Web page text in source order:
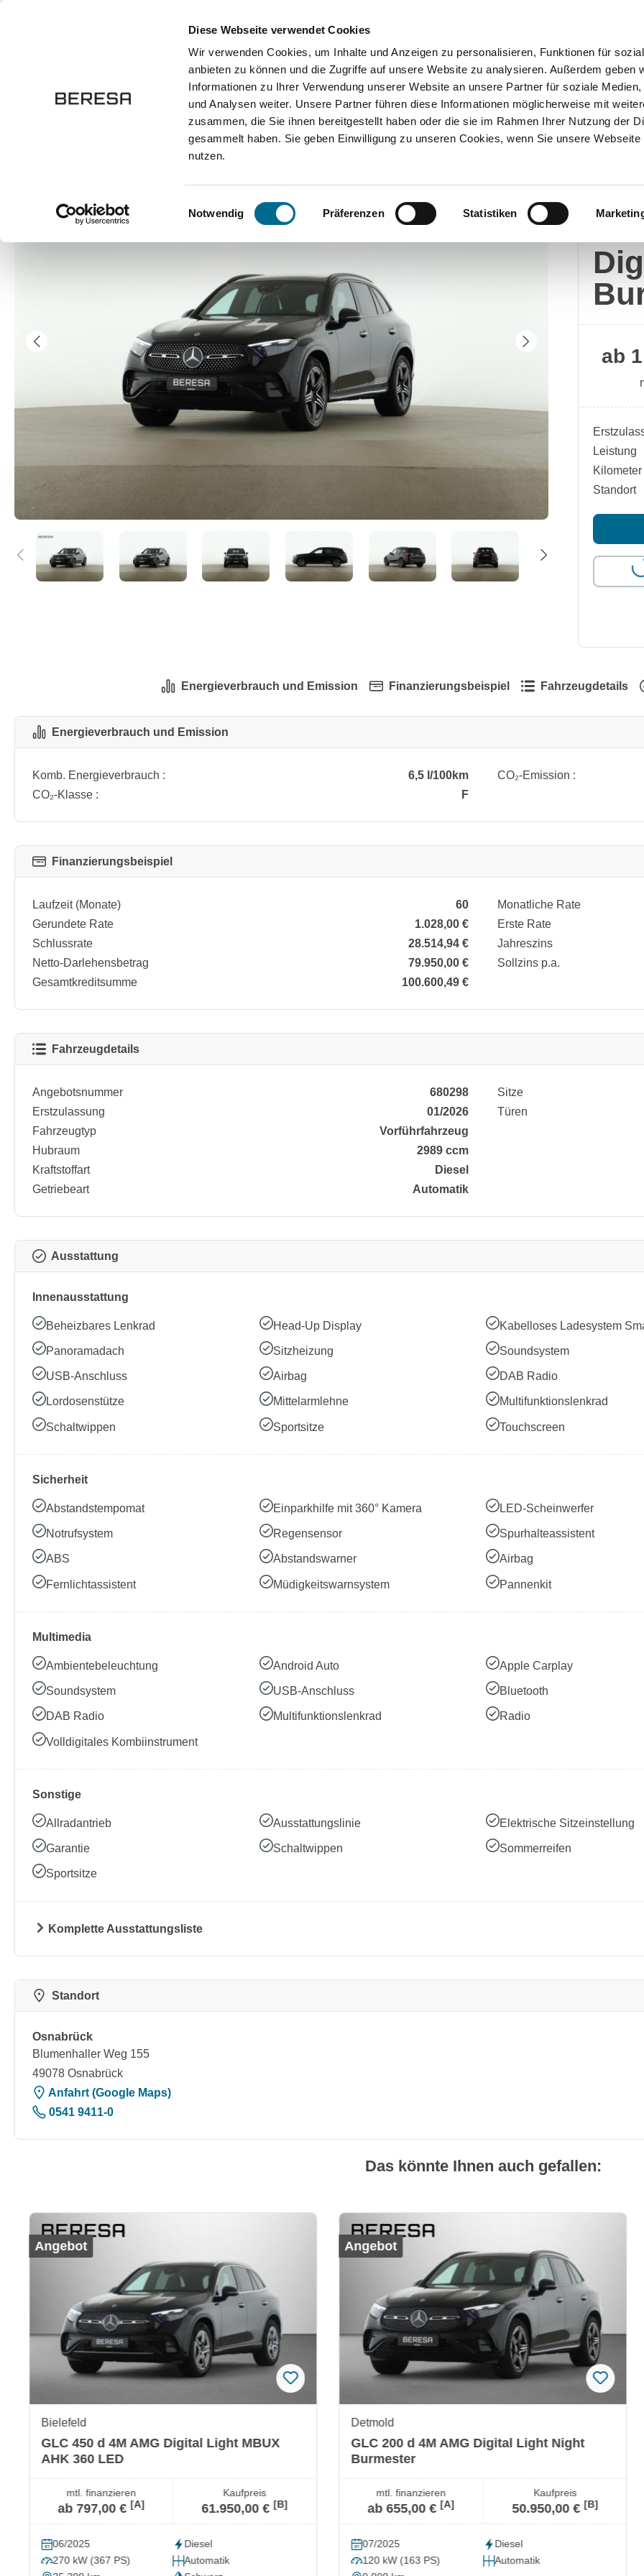
Diese Webseite verwendet Cookies
Wir verwenden Cookies, um Inhalte und Anzeigen zu personalisieren, Funktionen für
anbieten zu können und die Zugriffe auf unsere Website zu analysieren. Außerdem geben
Informationen zu Ihrer Verwendung unserer Website an unsere Partner für soziale Medien,
und Analysen weiter. Unsere Partner führen diese Informationen möglicherweise mit
zusammen, die Sie ihnen bereitgestellt haben oder die sie im Rahmen Ihrer Nutzung der
gesammelt haben. Sie geben Einwilligung zu unseren Cookies, wenn Sie unsere Webseite
nutzen.
Einwilligungsauswahl
Notwendig Präferenzen Statistiken
Onlineshop
ab
Leistung
Kilometer
Standort
Energieverbrauch und Emission Finanzierungsbeispiel Fahrzeugdetails
Energieverbrauch und Emission
Komb. Energieverbrauch : 6,5 l/100km
CO₂-Emission :
CO₂-Klasse :
F
Finanzierungsbeispiel
Laufzeit (Monate) 60
Monatliche Rate
Gerundete Rate
1.028,00 €
Erste Rate
Schlussrate
28.514,94 €
Jahreszins
Netto-Darlehensbetrag
79.950,00 €
Sollzins p.a.
Gesamtkreditsumme
100.600,49 €
Fahrzeugdetails
Angebotsnummer
680298
Erstzulassung
01/2026
Fahrzeugtyp
Vorführfahrzeug
Hubraum
2989 ccm
Kraftstoffart
Diesel
Getriebeart
Automatik
Sitze
Türen
Ausstattung
Innenausstattung
Beheizbares Lenkrad Head-Up Display Kabelloses Ladesystem
Panoramadach Sitzheizung Soundsystem
USB-Anschluss Airbag DAB Radio
Lordosenstütze Mittelarmlehne Multifunktionslenkrad
Schaltwippen Sportsitze Touchscreen
Sicherheit
Abstandstempomat Einparkhilfe mit 360° Kamera LED-Scheinwerfer
Notrufsystem Regensensor Spurhalteassistent
ABS Abstandswarner Airbag
Fernlichtassistent Müdigkeitswarnsystem Pannenkit
Multimedia
Ambientebeleuchtung Android Auto Apple Carplay
Soundsystem USB-Anschluss Bluetooth
DAB Radio Multifunktionslenkrad Radio
Volldigitales Kombiinstrument
Sonstige
Allradantrieb Ausstattungslinie Elektrische Sitzeinstellung
Garantie Schaltwippen Sommerreifen
Sportsitze
Komplette Ausstattungsliste
Standort
Osnabrück
Blumenhaller Weg 155
49078 Osnabrück
Anfahrt (Google Maps)
0541 9411-0
Das könnte Ihnen auch gefallen:
Angebot
Bielefeld
GLC 450 d 4M AMG Digital Light MBUX
AHK 360 LED
mtl. finanzieren
ab 797,00 €[A]
Kaufpreis
61.950,00 €[B]
06/2025
Diesel
270 kW (367 PS)
Automatik
Angebot
Detmold
GLC 200 d 4M AMG Digital Light Night
Burmester
mtl. finanzieren
ab 655,00 €[A]
Kaufpreis
50.950,00 €[B]
07/2025
Diesel
120 kW (163 PS)
Automatik